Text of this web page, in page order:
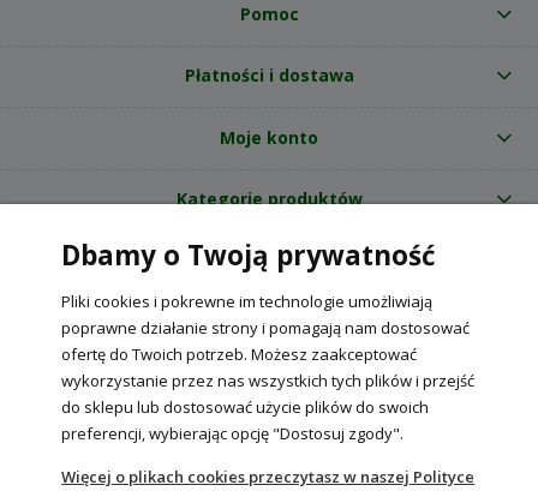
Pomoc
Płatności i dostawa
Moje konto
Kategorie produktów
O nas
Internetowy sklep ogrodniczy z nasionami RajOgrodnika.pl
NIP: 6090037061, REGON: 260240470 | Czarnca, ul. Tęczowa 31, 29-100
Włoszczowa
POKAŻ PEŁNĄ WERSJĘ STRONY
Dbamy o Twoją prywatność
Pliki cookies i pokrewne im technologie umożliwiają
poprawne działanie strony i pomagają nam dostosować
ofertę do Twoich potrzeb. Możesz zaakceptować
wykorzystanie przez nas wszystkich tych plików i przejść
do sklepu lub dostosować użycie plików do swoich
preferencji, wybierając opcję "Dostosuj zgody".
Więcej o plikach cookies przeczytasz w naszej Polityce